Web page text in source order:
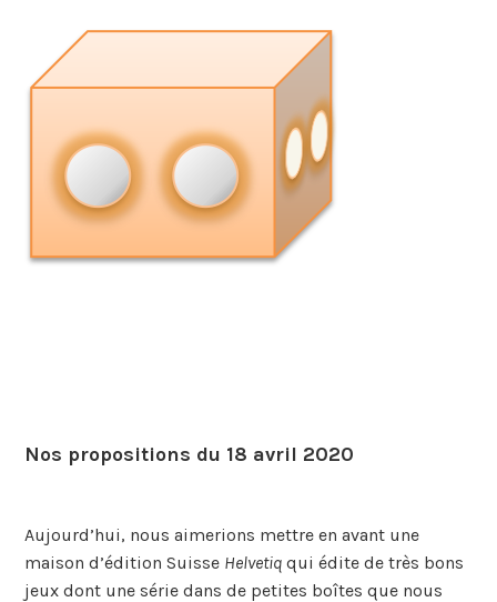
Nos propositions du 18 avril 2020
Aujourd’hui, nous aimerions mettre en avant une
maison d’édition Suisse Helvetiq qui édite de très bons
jeux dont une série dans de petites boîtes que nous